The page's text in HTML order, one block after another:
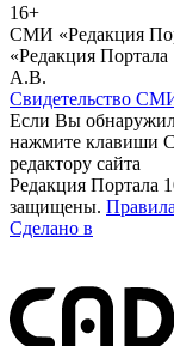
16+
СМИ «Редакция
«Редакция
А.В.
Свидетельство
Если Вы
нажмите клавиши
редактору сайта
Редакция Портала
защищены.
Сделано в